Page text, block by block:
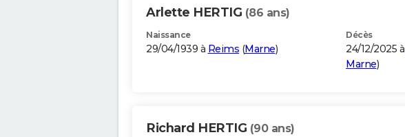
Arlette HERTIG (86 ans)
Naissance
29/04/1939 à Reims (Marne)
Décès
24/12/2025 à
Marne)
Richard HERTIG (90 ans)